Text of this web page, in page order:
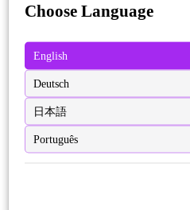
Choose Language
English
Deutsch
日本語
Português